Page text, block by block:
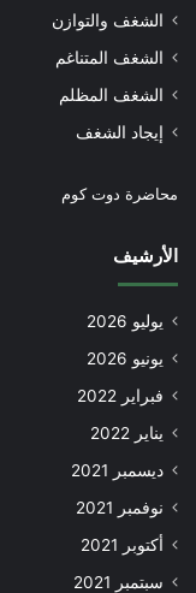
الشغف والتوازن
الشغف المتناغم
الشغف المظلم
إيجاد الشغف
محاضرة دوت كوم
الأرشيف
يوليو 2026
يونيو 2026
فبراير 2022
يناير 2022
ديسمبر 2021
نوفمبر 2021
أكتوبر 2021
سبتمبر 2021